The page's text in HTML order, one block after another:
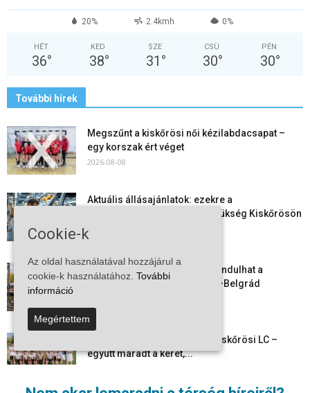
20% 2.4kmh 0%
HÉT
36°
KED
38°
SZE
31 °
CSÜ
30°
PÉN
30°
További hírek
Megszűnt a kiskőrösi női kézilabdacsapat –
egy korszak ért véget
2026-08-08
Aktuális állásajánlatok: ezekre a
munkavállalókra van most szükség Kiskőrösön
2026-08-07
Vitézy Dávid: már ősszel újraindulhat a
személyszállítás a Budapest–Belgrád
2026-08-06
Megkezdte a felkészülést a Kiskőrösi LC –
együtt maradt a keret,...
Cookie-k
Az oldal használatával hozzájárul a
cookie-k használatához. További
információ
Megértettem